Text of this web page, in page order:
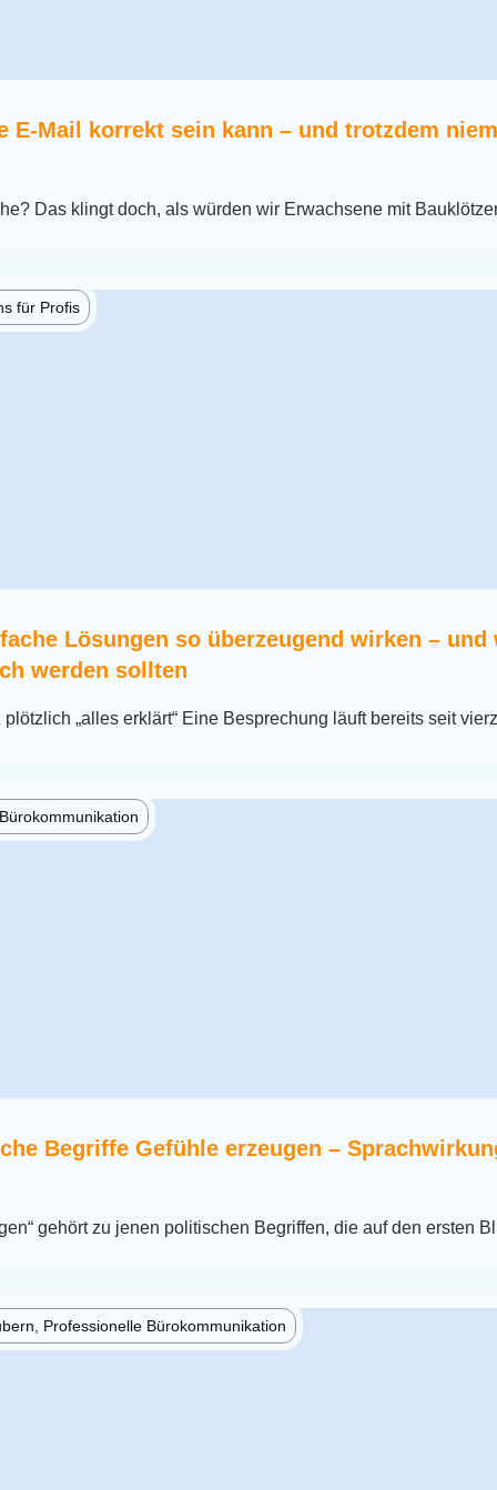
E-Mail korrekt sein kann – und trotzdem
Das klingt doch, als würden wir Erwachsene mit
für Profis
Lösungen so überzeugend wirken – und
werden sollten
„alles erklärt“ Eine Besprechung läuft bereits seit
Begriffe Gefühle erzeugen –
gehört zu jenen politischen Begriffen, die auf den ersten
Professionelle Bürokommunikation